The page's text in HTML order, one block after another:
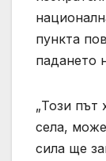
пункта
падането
„Този ​​път
села,
сила ще